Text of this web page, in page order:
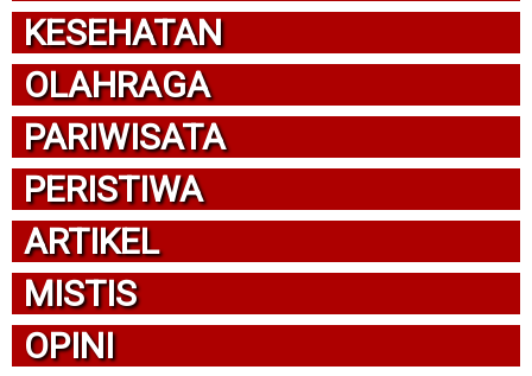
KESEHATAN
OLAHRAGA
PARIWISATA
PERISTIWA
ARTIKEL
MISTIS
OPINI